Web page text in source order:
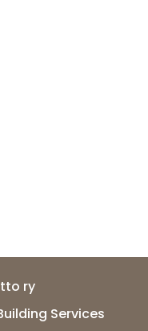
ry
Services